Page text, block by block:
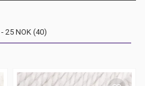
25 NOK 40